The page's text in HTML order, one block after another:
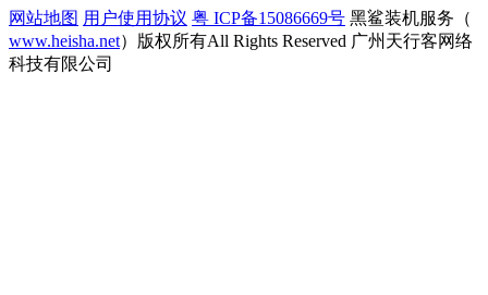
网站地图 用户使用协议 粤 ICP备15086669号 黑鲨装机服务（
www.heisha.net）版权所有All Rights Reserved 广州天行客网络
科技有限公司